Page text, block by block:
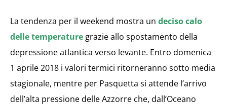
La tendenza per il weekend mostra un deciso calo
delle temperature grazie allo spostamento della
depressione atlantica verso levante. Entro domenica
1 aprile 2018 i valori termici ritorneranno sotto media
stagionale, mentre per Pasquetta si attende l’arrivo
dell’alta pressione delle Azzorre che, dall’Oceano